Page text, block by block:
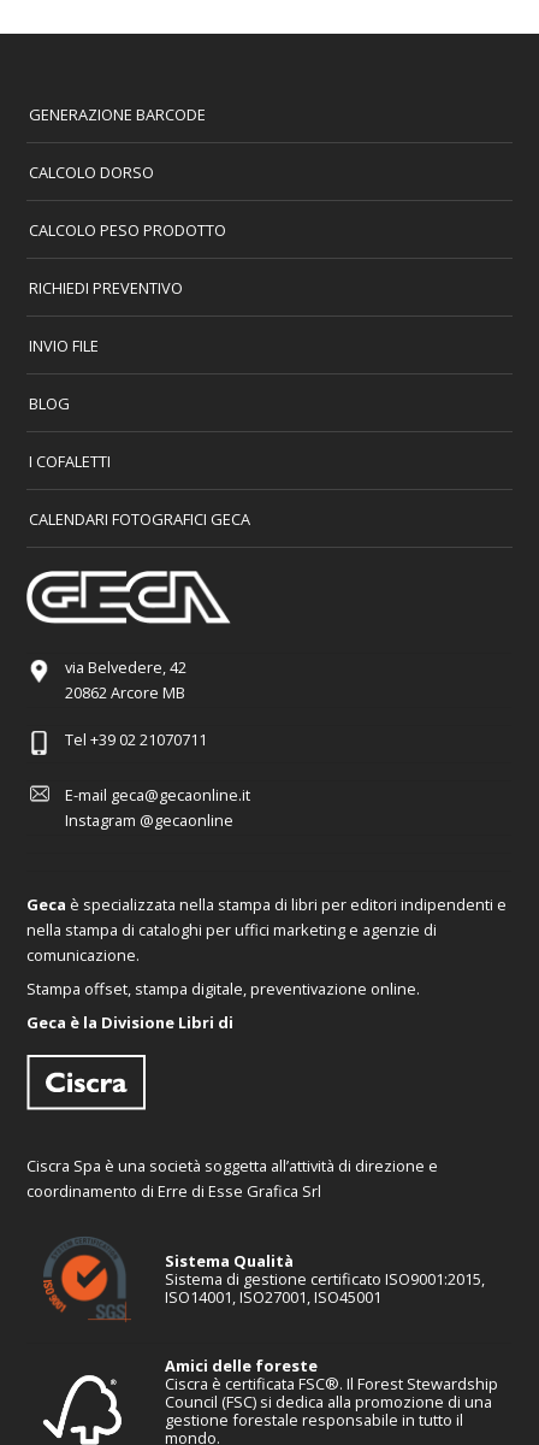
GENERAZIONE BARCODE
CALCOLO DORSO
CALCOLO PESO PRODOTTO
RICHIEDI PREVENTIVO
INVIO FILE
BLOG
I COFALETTI
CALENDARI FOTOGRAFICI GECA
via Belvedere, 42
20862 Arcore MB
Tel +39 02 21070711
E-mail geca@gecaonline.it
Instagram @gecaonline
Geca è specializzata nella stampa di libri per editori indipendenti e
nella stampa di cataloghi per uffici marketing e agenzie di
comunicazione.
Stampa offset, stampa digitale, preventivazione online.
Geca è la Divisione Libri di
Ciscra Spa è una società soggetta all’attività di direzione e
coordinamento di Erre di Esse Grafica Srl
Sistema Qualità
Sistema di gestione certificato ISO9001:2015,
ISO14001, ISO27001, ISO45001
Amici delle foreste
Ciscra è certificata FSC®. Il Forest Stewardship
Council (FSC) si dedica alla promozione di una
gestione forestale responsabile in tutto il
mondo.